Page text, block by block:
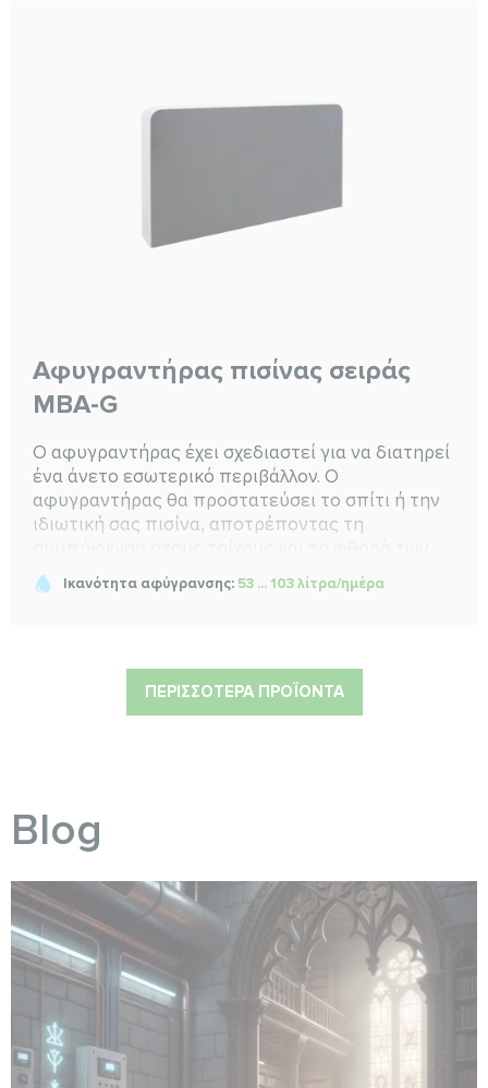
Αφυγραντήρας πισίνας σειράς
MBA-G
Ο αφυγραντήρας έχει σχεδιαστεί για να διατηρεί
ένα άνετο εσωτερικό περιβάλλον. Ο
αφυγραντήρας θα προστατεύσει το σπίτι ή την
ιδιωτική σας πισίνα, αποτρέποντας τη
επίπλων λόγω της υπερβολικής υγρασίας
Ικανότητα αφύγρανσης: 53 ... 103 λίτρα/ημέρα
ΠΕΡΙΣΣΌΤΕΡΑ ΠΡΟΪΌΝΤΑ
Blog